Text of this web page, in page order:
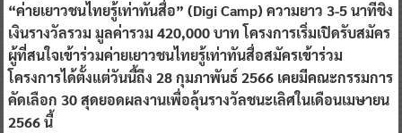
“ค่ายเยาวชนไทยรู้เท่าทันสื่อ” (Digi Camp) ความยาว 3-5 นาทีชิง
เงินรางวัลรวม มูลค่ารวม 420,000 บาท โครงการเริ่มเปิดรับสมัคร
ผู้ที่สนใจเข้าร่วมค่ายเยาวชนไทยรู้เท่าทันสื่อสมัครเข้าร่วม
โครงการได้ตั้งแต่วันนี้ถึง 28 กุมภาพันธ์ 2566 เคยมีคณะกรรมการ
คัดเลือก 30 สุดยอดผลงานเพื่อลุ้นรางวัลชนะเลิศในเดือนเมษายน
2566 นี้